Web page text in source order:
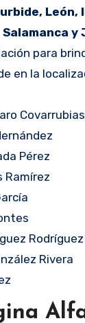
León,
y
para
en la
Covarrubias
Pérez
Ramírez
Rodríguez
Rivera